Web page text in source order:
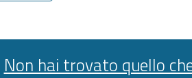
facebook
twitter
Non hai trovato quello